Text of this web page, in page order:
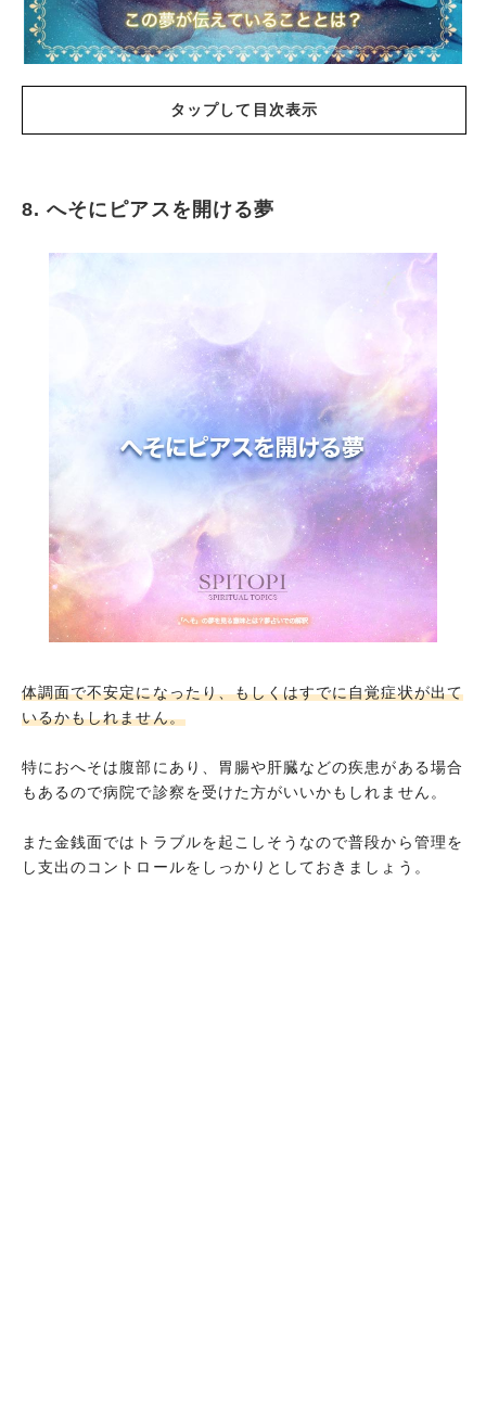
タップして目次表示
へそに怪我する夢
へそが取れる夢
へそが綺麗な夢
へそにピアスを開ける夢
8. へそにピアスを開ける夢
体調面で不安定になったり、もしくはすでに自覚症状が出て
いるかもしれません。
特におへそは腹部にあり、胃腸や肝臓などの疾患がある場合
もあるので病院で診察を受けた方がいいかもしれません。
また金銭面ではトラブルを起こしそうなので普段から管理を
し支出のコントロールをしっかりとしておきましょう。